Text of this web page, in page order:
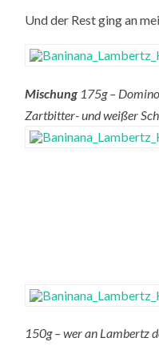
Und der Rest ging an
Mischung 175g –
Zartbitter- und weißer
150g – wer an Lambertz